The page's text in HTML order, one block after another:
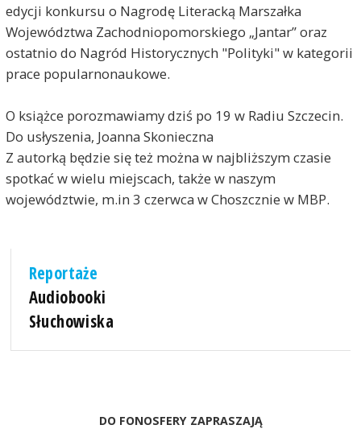
edycji konkursu o Nagrodę Literacką Marszałka
Województwa Zachodniopomorskiego „Jantar” oraz
ostatnio do Nagród Historycznych "Polityki" w kategorii
prace popularnonaukowe.
O książce porozmawiamy dziś po 19 w Radiu Szczecin.
Do usłyszenia, Joanna Skonieczna
Z autorką będzie się też można w najbliższym czasie
spotkać w wielu miejscach, także w naszym
województwie, m.in 3 czerwca w Choszcznie w MBP.
Reportaże
Audiobooki
Słuchowiska
DO FONOSFERY ZAPRASZAJĄ